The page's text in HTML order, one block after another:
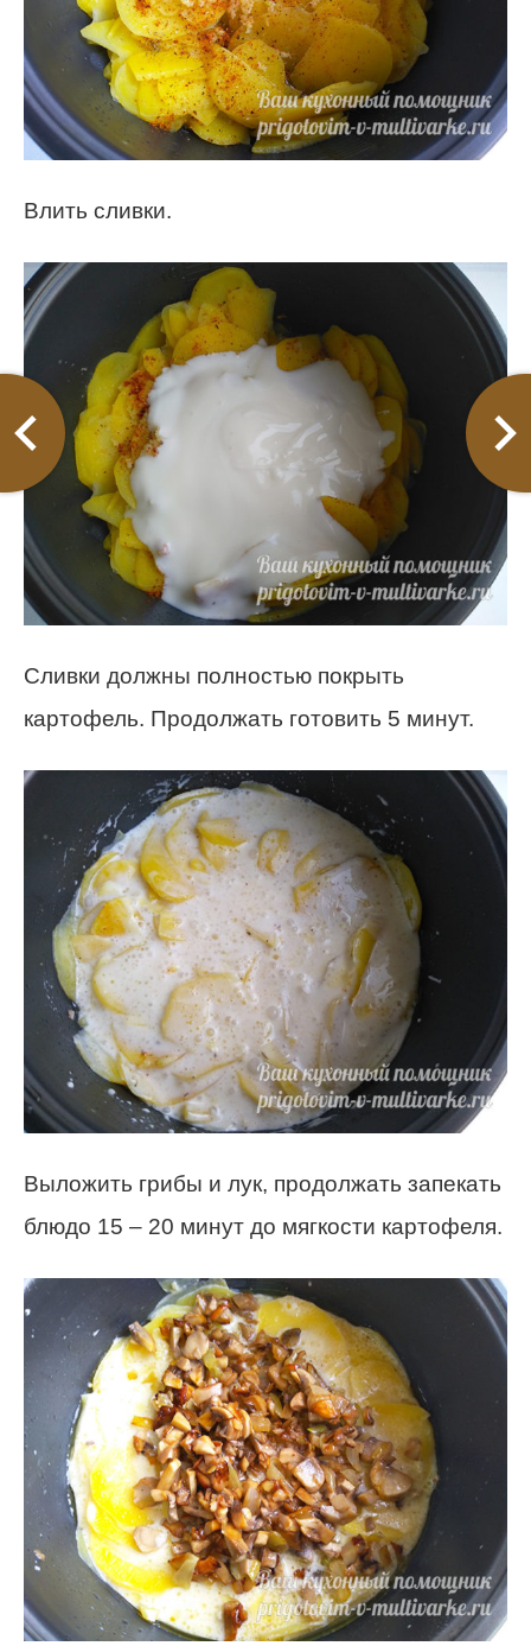
Влить сливки.
Сливки должны полностью покрыть
картофель. Продолжать готовить 5 минут.
Выложить грибы и лук, продолжать запекать
блюдо 15 – 20 минут до мягкости картофеля.